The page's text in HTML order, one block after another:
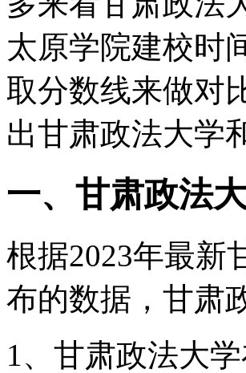
太原学院建校时
取分数线来做对
出甘肃政法大学
一、甘肃政法
根据2023年最新
布的数据，甘肃
1、甘肃政法大